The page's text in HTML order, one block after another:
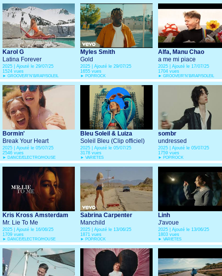
Karol G
Latina Forever
2025 | Ajouté le 29/07/25
1524 vues
► GROOVE/R'N'B/RAP/SOLEIL
Myles Smith
Gold
2025 | Ajouté le 29/07/25
1655 vues
► POP/ROCK
Alfa, Manu Chao
a me mi piace
2025 | Ajouté le 17/07/25
1704 vues
► GROOVE/R'N'B/RAP/SOLEIL
Bormin'
Break Your Heart
2025 | Ajouté le 05/07/25
2546 vues
► DANCE/ELECTRO/HOUSE
Bleu Soleil & Luiza
Soleil Bleu (Clip officiel)
2025 | Ajouté le 05/07/25
3178 vues
► VARIETES
sombr
undressed
2025 | Ajouté le 05/07/25
1759 vues
► POP/ROCK
Kris Kross Amsterdam
(ft. Eyelar)
Mr. Lie To Me
2025 | Ajouté le 16/06/25
1709 vues
► DANCE/ELECTRO/HOUSE
Sabrina Carpenter
Manchild
2025 | Ajouté le 13/06/25
1871 vues
► POP/ROCK
Linh
J'avoue
2025 | Ajouté le 13/06/25
1803 vues
► VARIETES